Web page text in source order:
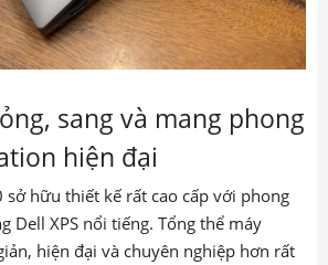
sang và mang phong
hiện đại
sở hữu thiết kế rất cao cấp với phong
Dell XPS nổi tiếng. Tổng thể máy
hiện đại và chuyên nghiệp hơn rất